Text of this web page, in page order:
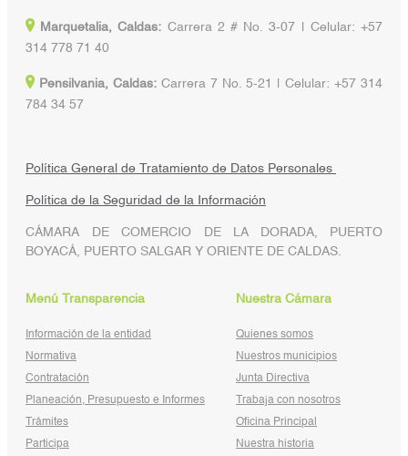
Marquetalia, Caldas: Carrera 2 # No. 3-07 | Celular: +57
314 778 71 40
Pensilvania, Caldas:Carrera 7 No. 5-21 | Celular: +57 314
784 34 57
Política General de Tratamiento de Datos Personales
Política de la Seguridad de la Información
CÁMARA DE COMERCIO DE LA DORADA, PUERTO
BOYACÁ, PUERTO SALGAR Y ORIENTE DE CALDAS.
Menú Transparencia
Información de la entidad
Normativa
Contratación
Planeación, Presupuesto e Informes
Trámites
Participa
Nuestra Cámara
Quienes somos
Nuestros municipios
Junta Directiva
Trabaja con nosotros
Oficina Principal
Nuestra historia